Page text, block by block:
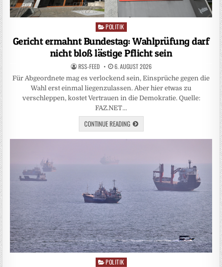
Posted
POLITIK
Gericht ermahnt Bundestag: Wahlprüfung darf
nicht bloß lästige Pflicht sein
RSS-FEED 6. AUGUST 2026
Für Abgeordnete mag es verlockend sein, Einsprüche gegen die
Wahl erst einmal liegenzulassen. Aber hier etwas zu
verschleppen, kostet Vertrauen in die Demokratie. Quelle:
FAZ.NET…
CONTINUE READING
Posted
POLITIK